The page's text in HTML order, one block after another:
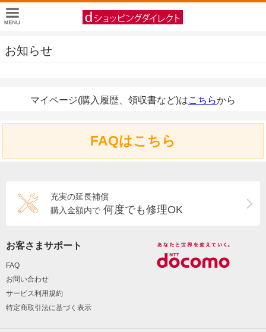
お知らせ
マイページ(購入履歴、領収書など)はこちらから
FAQはこちら
充実の延長補償
購入金額内で 何度でも修理OK
お客さまサポート
FAQ
お問い合わせ
サービス利用規約
特定商取引法に基づく表示